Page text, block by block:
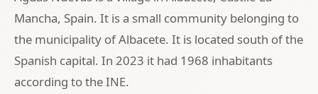
Mancha, Spain. It is a small community belonging to
the municipality of Albacete. It is located south of the
Spanish capital. In 2023 it had 1968 inhabitants
according to the INE.